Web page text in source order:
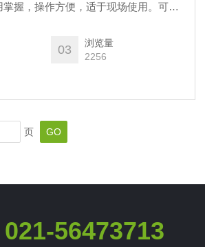
握，操作方便，适于现场使用。可适
03
浏览量
2256
页
021-56473713